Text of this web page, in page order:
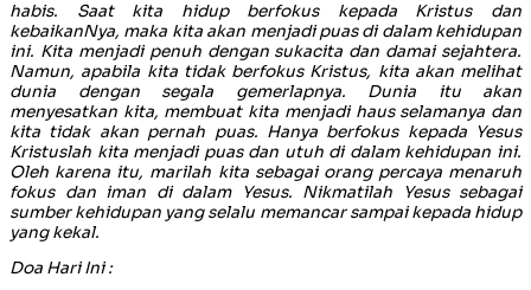
habis. Saat kita hidup berfokus kepada Kristus dan
kebaikanNya, maka kita akan menjadi puas di dalam kehidupan
ini. Kita menjadi penuh dengan sukacita dan damai sejahtera.
Namun, apabila kita tidak berfokus Kristus, kita akan melihat
dunia dengan segala gemerlapnya. Dunia itu akan
menyesatkan kita, membuat kita menjadi haus selamanya dan
kita tidak akan pernah puas. Hanya berfokus kepada Yesus
Kristuslah kita menjadi puas dan utuh di dalam kehidupan ini.
Oleh karena itu, marilah kita sebagai orang percaya menaruh
fokus dan iman di dalam Yesus. Nikmatilah Yesus sebagai
sumber kehidupan yang selalu memancar sampai kepada hidup
yang kekal.
Doa Hari Ini :